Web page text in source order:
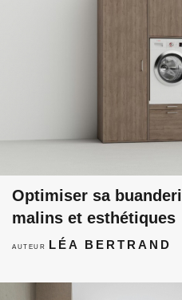
Optimiser sa
malins et esthétiques
AUTEUR LÉA BERTRAND